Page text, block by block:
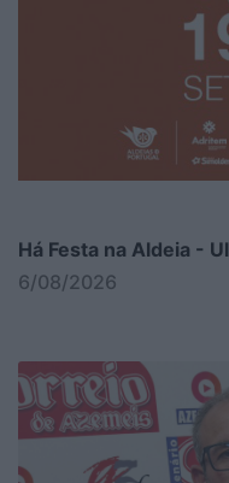
Há Festa na Aldeia - Ul
6/08/2026